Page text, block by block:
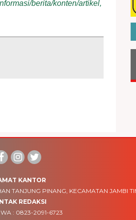
berita/konten/artikel,
KANTOR
TANJUNG PINANG, KECAMATAN JAMBI
REDAKSI
: 0823-2091-6723